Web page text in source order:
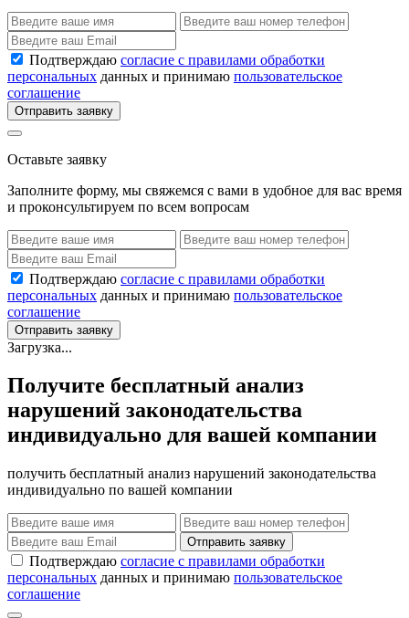
Подтверждаю согласие с правилами обработки
персональных данных и принимаю пользовательское
соглашение
Отправить заявку
Оставьте заявку
Заполните форму, мы свяжемся с вами в удобное для вас время
и проконсультируем по всем вопросам
Подтверждаю согласие с правилами обработки
персональных данных и принимаю пользовательское
соглашение
Отправить заявку
Загрузка...
Получите бесплатный анализ
нарушений законодательства
индивидуально для вашей компании
получить бесплатный анализ нарушений законодательства
индивидуально по вашей компании
Отправить заявку
Подтверждаю согласие с правилами обработки
персональных данных и принимаю пользовательское
соглашение